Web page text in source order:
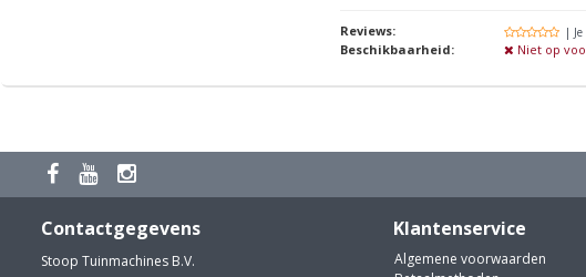
Reviews: |
Beschikbaarheid: Niet op
Contactgegevens
Stoop Tuinmachines B.V.
Klantenservice
Algemene voorwaarden